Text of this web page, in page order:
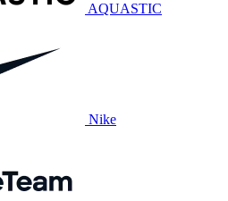
AQUASTIC
Nike